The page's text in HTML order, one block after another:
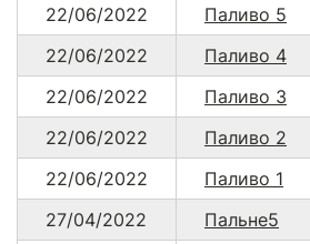
22/06/2022
Паливо 5
22/06/2022
Паливо 4
22/06/2022
Паливо 3
22/06/2022
Паливо 2
22/06/2022
Паливо 1
27/04/2022
Пальне5